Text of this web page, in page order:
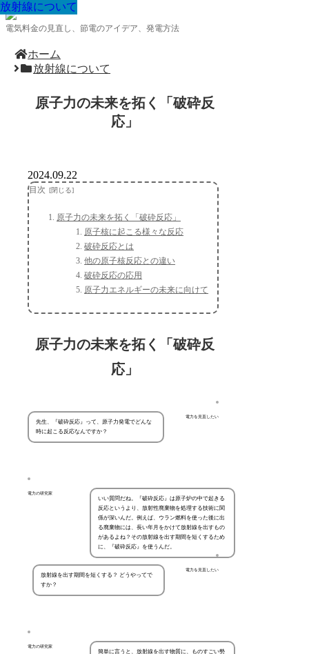
電気料金の見直し、節電のアイデア、発電方法
ホーム
放射線について
原子力の未来を拓く「破砕反
応」
放射線について
2024.09.22
目次
原子力の未来を拓く「破砕反応」
原子核に起こる様々な反応
破砕反応とは
他の原子核反応との違い
破砕反応の応用
原子力エネルギーの未来に向けて
原子力の未来を拓く「破砕反
応」
電力を見直したい
先生、『破砕反応』って、原子力発電でどんな
時に起こる反応なんですか？
電力の研究家
いい質問だね。『破砕反応』は原子炉の中で起きる
反応というより、放射性廃棄物を処理する技術に関
係が深いんだ。例えば、ウラン燃料を使った後に出
る廃棄物には、長い年月をかけて放射線を出すもの
があるよね？その放射線を出す期間を短くするため
に、『破砕反応』を使うんだ。
電力を見直したい
放射線を出す期間を短くする？ どうやってで
すか？
電力の研究家
簡単に言うと、放射線を出す物質に、ものすごい勢
放射線について
放射線について
放射線について
放射線について
放射線について
放射線について
放射線について
放射線について